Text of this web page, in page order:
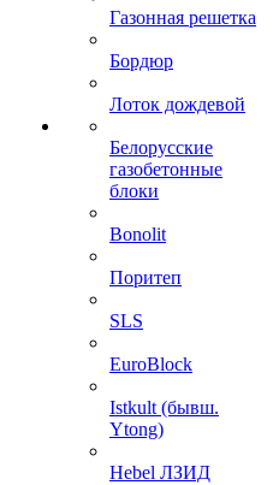
Газонная решетка
Бордюр
Лоток дождевой
Белорусские
газобетонные
блоки
Bonolit
Поритеп
SLS
EuroBlock
Istkult (бывш.
Ytong)
Hebel ЛЗИД